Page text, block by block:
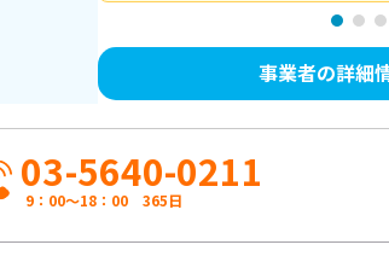
事業者の詳細
03-5640-0211
9：00～18：00 365日